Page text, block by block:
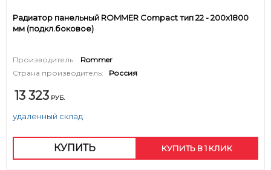
Радиатор панельный ROMMER Compact тип 22 - 200x1800
мм (подкл.боковое)
Производитель:
Rommer
Страна производитель:
Россия
13 323 РУБ.
удаленный склад
КУПИТЬ КУПИТЬ В 1 КЛИК